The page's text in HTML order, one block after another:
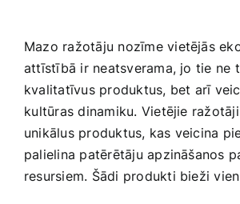
Mazo ražotāju nozīme vietējās
attīstībā ir neatsverama, jo tie ne
kvalitatīvus produktus, bet arī​
⁢kultūras ​dinamiku. ‍Vietējie
unikālus produktus, kas veicina
palielina patērētāju apzināšanos
resursiem. Šādi produkti bieži